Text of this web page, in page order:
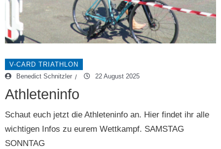
V-CARD TRIATHLON
Benedict Schnitzler
22 August 2025
Athleteninfo
Schaut euch jetzt die Athleteninfo an. Hier findet ihr alle
wichtigen Infos zu eurem Wettkampf. SAMSTAG
SONNTAG